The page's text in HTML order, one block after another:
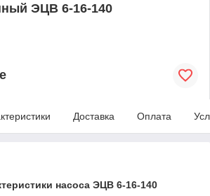
ЭЦВ 6-16-140
Доставка Оплата
насоса ЭЦВ 6-16-140